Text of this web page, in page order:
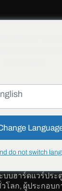
CMECH
ประตูและหน้าต่าง
ศครบวงจรของฮา
าญ และการเติบโตร่
บบฮาร์ดแวร์ปร
โลก, ผู้ประกอบก
do not switch